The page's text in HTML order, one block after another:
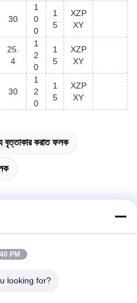
30
1
0
0
1
5
XZP
XY
25.
4
1
2
0
1
5
XZP
XY
30
1
2
0
1
5
XZP
XY
বৃত্তাকার করাত ফলক
PM
looking for?